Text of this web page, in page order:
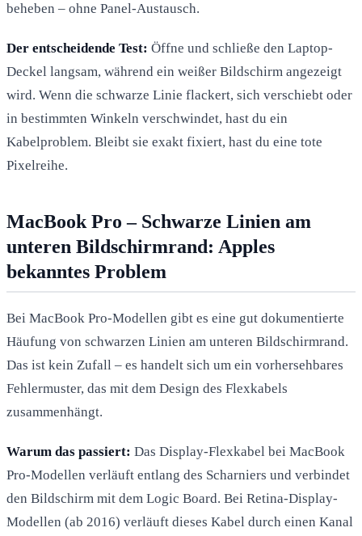
beheben – ohne Panel-Austausch.
Der entscheidende Test: Öffne und schließe den Laptop-
Deckel langsam, während ein weißer Bildschirm angezeigt
wird. Wenn die schwarze Linie flackert, sich verschiebt oder
in bestimmten Winkeln verschwindet, hast du ein
Kabelproblem. Bleibt sie exakt fixiert, hast du eine tote
Pixelreihe.
MacBook Pro – Schwarze Linien am
unteren Bildschirmrand: Apples
bekanntes Problem
Bei MacBook Pro-Modellen gibt es eine gut dokumentierte
Häufung von schwarzen Linien am unteren Bildschirmrand.
Das ist kein Zufall – es handelt sich um ein vorhersehbares
Fehlermuster, das mit dem Design des Flexkabels
zusammenhängt.
Warum das passiert: Das Display-Flexkabel bei MacBook
Pro-Modellen verläuft entlang des Scharniers und verbindet
den Bildschirm mit dem Logic Board. Bei Retina-Display-
Modellen (ab 2016) verläuft dieses Kabel durch einen Kanal